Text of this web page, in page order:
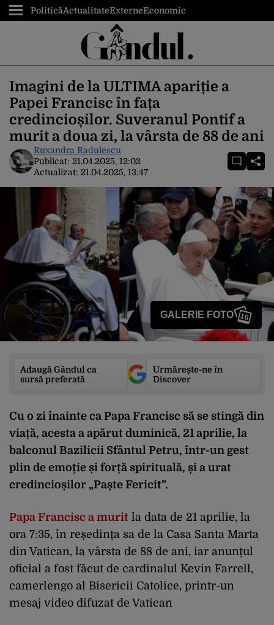
PoliticăActualitateExterneEconomic
Imagini de la ULTIMA apariție a
Papei Francisc în fața
credincioșilor. Suveranul Pontif a
murit a doua zi, la vârsta de 88 de ani
Ruxandra Radulescu
Publicat: 21.04.2025, 12:02
Actualizat: 21.04.2025, 13:47
GALERIE FOTO 16
Adaugă Gândul ca
sursă preferată
Urmărește-ne în
Discover
Cu o zi înainte ca Papa Francisc să se stingă din
viață, acesta a apărut duminică, 21 aprilie, la
balconul Bazilicii Sfântul Petru, într-un gest
plin de emoție și forță spirituală, și a urat
credincioșilor „Paște Fericit”.
Papa Francisc a murit la data de 21 aprilie, la
ora 7:35, în reședința sa de la Casa Santa Marta
din Vatican, la vârsta de 88 de ani, iar anunțul
oficial a fost făcut de cardinalul Kevin Farrell,
camerlengo al Bisericii Catolice, printr-un
mesaj video difuzat de Vatican